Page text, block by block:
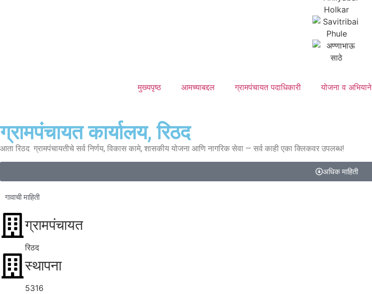
मुख्यपृष्ठ आमच्याबद्दल ग्रामपंचायत पदाधिकारी योजना व अभियाने
ग्रामपंचायत कार्यालय, रिठद
आता रिठद ग्रामपंचायतीचे सर्व निर्णय, विकास कामे, शासकीय योजना आणि नागरिक सेवा — सर्व काही एका क्लिकवर उपलब्ध!
अधिक माहिती
गावाची माहिती
ग्रामपंचायत
रिठद
स्थापना
5316